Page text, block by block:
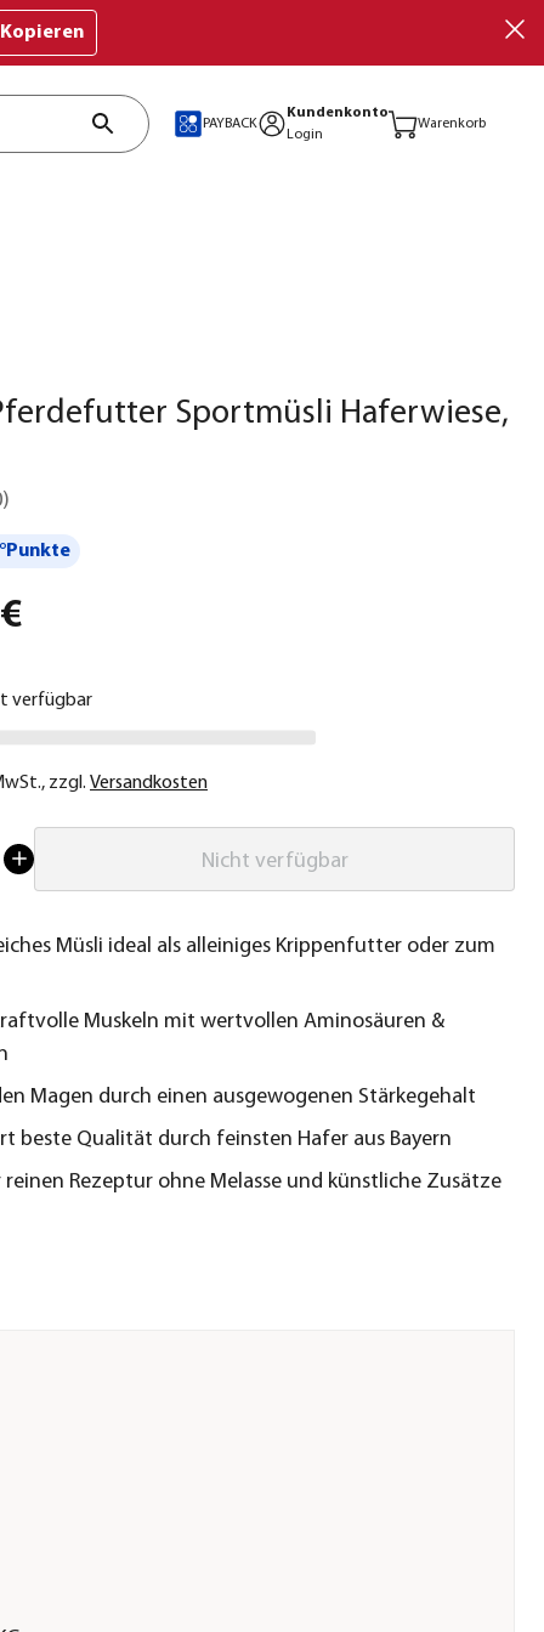
Kopieren
PAYBACK
Kundenkonto
Login
Warenkorb
Sportmüsli Haferwiese,
)
verfügbar
, zzgl. Versandkosten
Nicht verfügbar
Müsli ideal als alleiniges Krippenfutter oder zum
Muskeln mit wertvollen Aminosäuren &
Magen durch einen ausgewogenen Stärkegehalt
beste Qualität durch feinsten Hafer aus Bayern
Rezeptur ohne Melasse und künstliche Zusätze